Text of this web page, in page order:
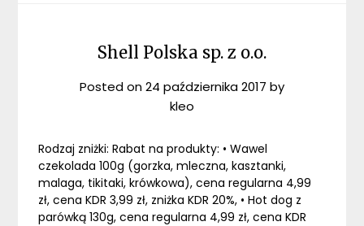
Shell Polska sp. z o.o.
Posted on24 października 2017 by
kleo
Rodzaj zniżki: Rabat na produkty: • Wawel
czekolada 100g (gorzka, mleczna, kasztanki,
malaga, tikitaki, krówkowa), cena regularna 4,99
zł, cena KDR 3,99 zł, zniżka KDR 20%, • Hot dog z
parówką 130g, cena regularna 4,99 zł, cena KDR